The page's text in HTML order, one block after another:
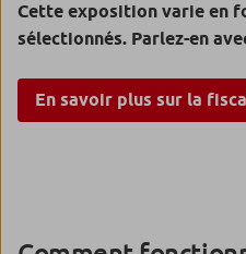
Cette exposition varie en
sélectionnés. Parlez-en
En savoir plus sur la